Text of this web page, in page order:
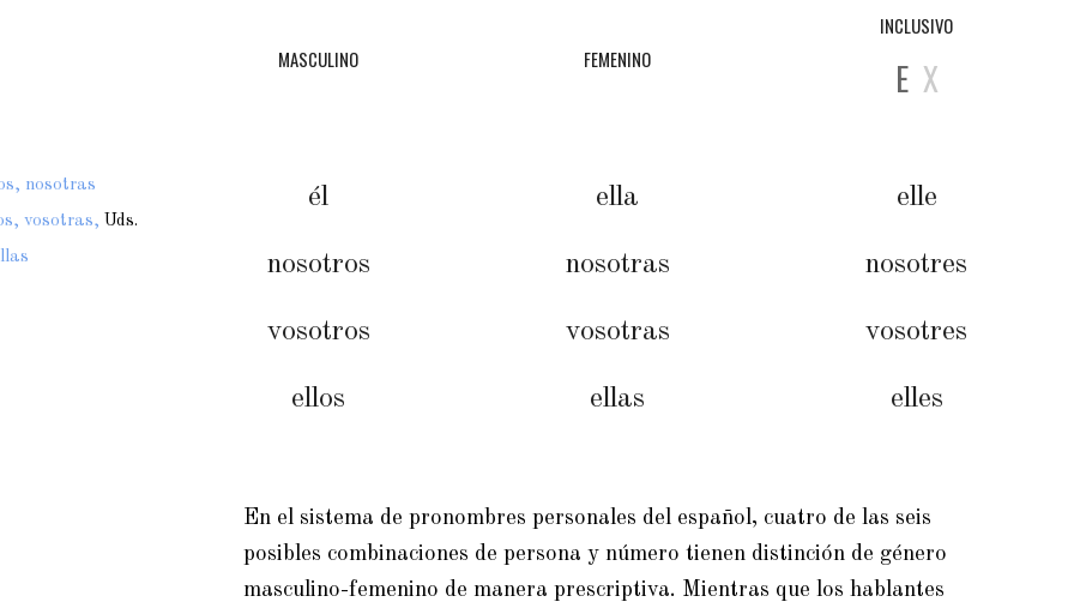
MASCULINO FEMENINO
INCLUSIVO
E X
nosotras
vosotras, Uds.
él
nosotros
vosotros
ellos
ella
nosotras
vosotras
ellas
elle
nosotres
vosotres
elles
En el sistema de pronombres personales del español, cuatro de las seis
posibles combinaciones de persona y número tienen distinción de género
masculino-femenino de manera prescriptiva. Mientras que los hablantes